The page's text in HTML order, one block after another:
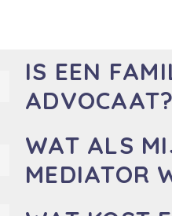
IS EEN
ADVOCAAT?
WAT ALS
MEDIATOR